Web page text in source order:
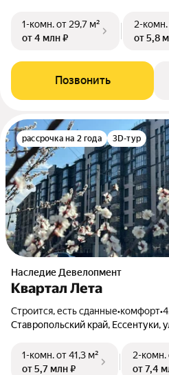
1-комн.от 29,7 м²
от 4 млн ₽
2-комн.
от 5,8
Позвонить
рассрочка на 2 года 3D-тур
Наследие Девелопмент
Квартал Лета
Строится, есть сданные•комфорт•
Ставропольский край, Ессентуки,
1-комн.от 41,3 м²
от 5,7 млн ₽
2-комн.
от 7,4